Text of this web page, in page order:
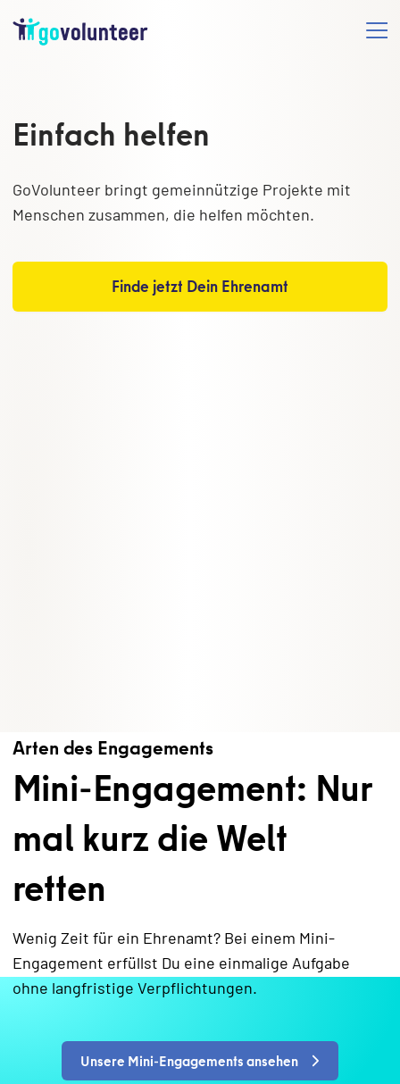
Einfach helfen
GoVolunteer bringt gemeinnützige Projekte mit
Menschen zusammen, die helfen möchten.
Finde jetzt Dein Ehrenamt
Arten des Engagements
Mini-Engagement: Nur
mal kurz die Welt
retten
Wenig Zeit für ein Ehrenamt? Bei einem Mini-
Engagement erfüllst Du eine einmalige Aufgabe
ohne langfristige Verpflichtungen.
Unsere Mini-Engagements ansehen